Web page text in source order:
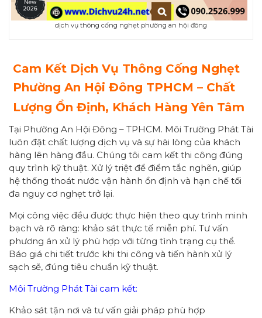
dịch vụ thông cống nghẹt phường an hội đông
Cam Kết Dịch Vụ Thông Cống Nghẹt
Phường An Hội Đông TPHCM – Chất
Lượng Ổn Định, Khách Hàng Yên Tâm
Tại Phường An Hội Đông – TPHCM. Môi Trường Phát Tài
luôn đặt chất lượng dịch vụ và sự hài lòng của khách
hàng lên hàng đầu. Chúng tôi cam kết thi công đúng
quy trình kỹ thuật. Xử lý triệt để điểm tắc nghẽn, giúp
hệ thống thoát nước vận hành ổn định và hạn chế tối
đa nguy cơ nghẹt trở lại.
Mọi công việc đều được thực hiện theo quy trình minh
bạch và rõ ràng: khảo sát thực tế miễn phí. Tư vấn
phương án xử lý phù hợp với từng tình trạng cụ thể.
Báo giá chi tiết trước khi thi công và tiến hành xử lý
sạch sẽ, đúng tiêu chuẩn kỹ thuật.
Môi Trường Phát Tài cam kết:
Khảo sát tận nơi và tư vấn giải pháp phù hợp